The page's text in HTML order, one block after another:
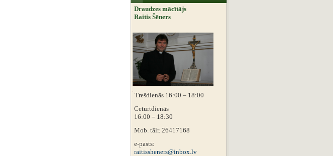
Draudzes mācītājs
Raitis Šēners
Trešdienās 16:00 – 18:00
Ceturtdienās
16:00 – 18:30
Mob. tālr. 26417168
e-pasts:
raitissheners@inbox.lv